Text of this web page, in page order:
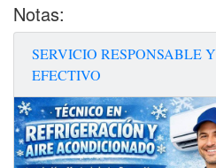
Notas:
SERVICIO RESPONSABLE Y
EFECTIVO